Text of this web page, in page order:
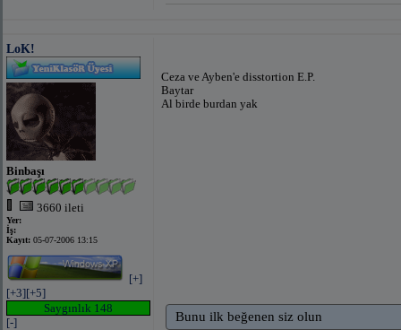
LoK!
Binbaşı
3660 ileti
Yer:
İş:
Kayıt: 05-07-2006 13:15
[+]
[+3][+5]
Saygınlık 148
[-]
Ceza ve Ayben'e disstortion E.P.
Baytar
Al birde burdan yak
Bunu ilk beğenen siz olun